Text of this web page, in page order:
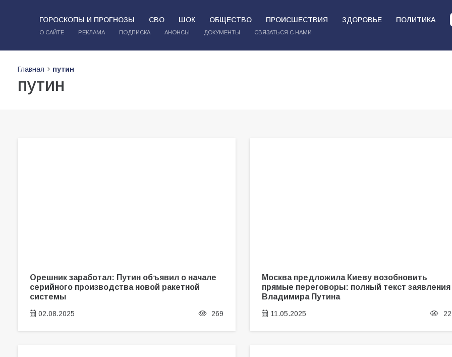
ГОРОСКОПЫ И ПРОГНОЗЫ СВО ШОК ОБЩЕСТВО ПРОИСШЕСТВИЯ ЗДОРОВЬЕ ПОЛИТИКА
О САЙТЕ РЕКЛАМА ПОДПИСКА АНОНСЫ ДОКУМЕНТЫ СВЯЗАТЬСЯ С НАМИ
Главная путин
путин
Орешник заработал: Путин объявил о начале
серийного производства новой ракетной
системы
02.08.2025 269
Москва предложила Киеву возобновить
прямые переговоры: полный текст заявления
Владимира Путина
11.05.2025